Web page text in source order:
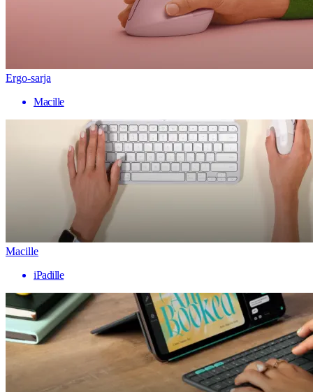
Ergo-sarja
Macille
Macille
iPadille